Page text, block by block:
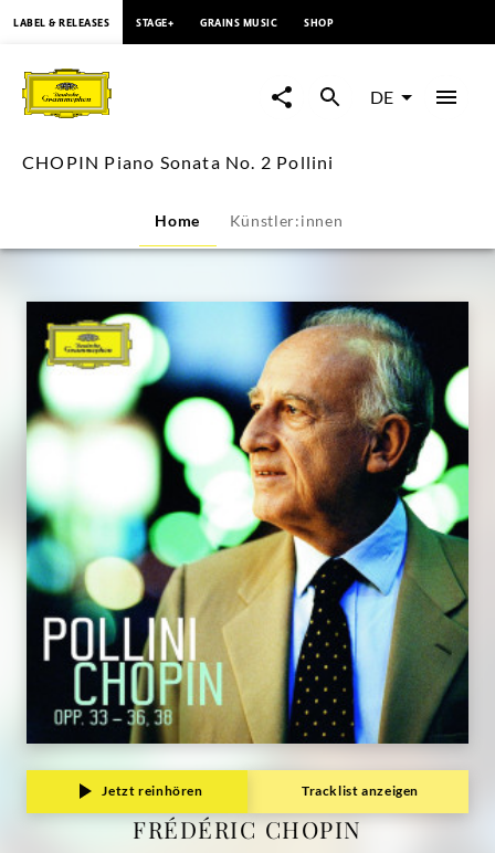
CHOPIN
Piano
Sonata
2
Pollini
Deutsche
Grammophon
LABEL & RELEASES STAGE+ GRAINS MUSIC SHOP
DE
CHOPIN Piano Sonata No. 2 Pollini
Home Künstler:innen
Jetzt reinhören Tracklist anzeigen
FRÉDÉRIC CHOPIN